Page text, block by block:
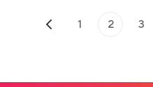
1 2 3